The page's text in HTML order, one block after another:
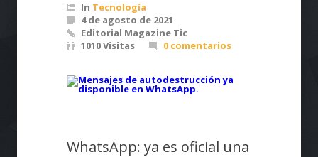
In Tecnología
4 de agosto de 2021
Editorial Magazine Tic
1010 Visitas
0 comentarios
WhatsApp: ya es oficial una